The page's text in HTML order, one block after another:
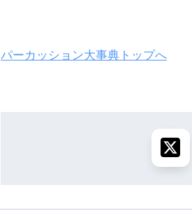
パーカッション大事典トップへ